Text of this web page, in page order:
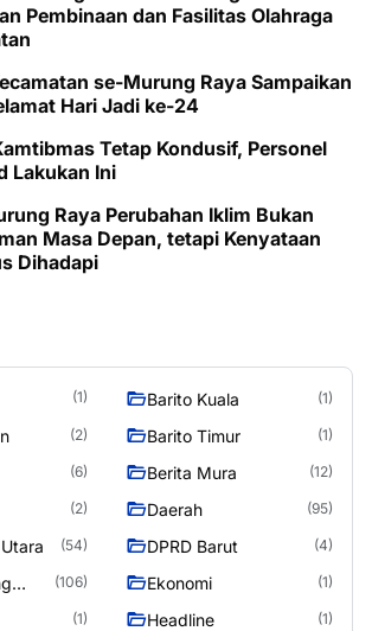
Pembinaan dan Fasilitas Olahraga
se-Murung Raya Sampaikan
Hari Jadi ke-24
Tetap Kondusif, Personel
Lakukan Ini
Raya Perubahan Iklim Bukan
Masa Depan, tetapi Kenyataan
Dihadapi
(1) Barito Kuala (1)
(2) Barito Timur (1)
(6) Berita Mura (12)
(2) Daerah (95)
(54) DPRD Barut (4)
(106) Ekonomi (1)
(1) Headline (1)